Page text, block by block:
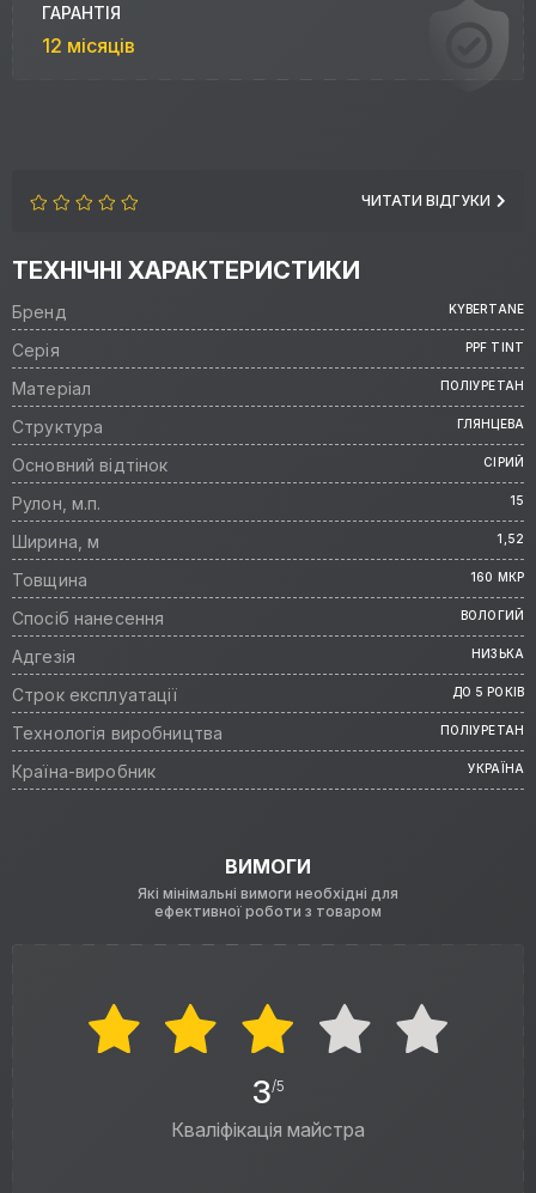
ЧИТАТИ ВІДГУКИ
ТЕХНІЧНІ ХАРАКТЕРИСТИКИ
Бренд KYBERTANE
Серія PPF TINT
Матеріал ПОЛІУРЕТАН
Структура ГЛЯНЦЕВА
Основний відтінок СІРИЙ
Рулон, м.п. 15
Ширина, м 1,52
Товщина 160 МКР
Спосіб нанесення ВОЛОГИЙ
Адгезія НИЗЬКА
Строк експлуатації ДО 5 РОКІВ
Технологія виробництва ПОЛІУРЕТАН
Країна-виробник УКРАЇНА
ГАРАНТІЯ
12 місяців
ВИМОГИ
Які мінімальні вимоги необхідні для
ефективної роботи з товаром
3/5
Кваліфікація майстра